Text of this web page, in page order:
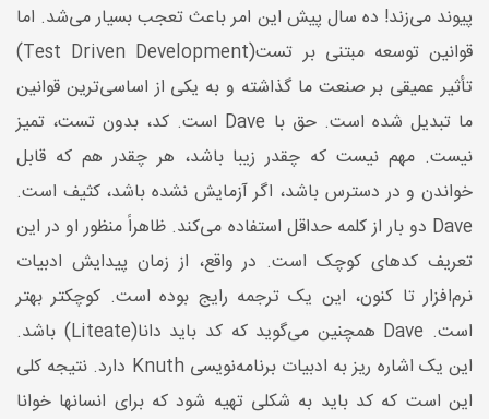
پیوند می‌زند! ده سال پیش این امر باعث تعجب بسیار می‌شد. اما
قوانین توسعه مبتنی بر تست(Test Driven Development)
تأثیر عمیقی بر صنعت ما گذاشته و به یکی از اساسی‌ترین قوانین
ما تبدیل شده است. حق با Dave است. کد، بدون تست، تمیز
نیست. مهم نیست که چقدر زیبا باشد، هر چقدر هم که قابل
خواندن و در دسترس باشد، اگر آزمایش نشده باشد، کثیف است.
Dave دو بار از کلمه حداقل استفاده می‌کند. ظاهراً منظور او در این
تعریف کدهای کوچک است. در واقع، از زمان پیدایش ادبیات
نرم‌افزار تا کنون، این یک ترجمه رایج بوده است. کوچکتر بهتر
است. Dave همچنین می‌گوید که کد باید دانا(Liteate) باشد.
این یک اشاره ریز به ادبیات برنامه‌نویسی Knuth دارد. نتیجه کلی
این است که کد باید به شکلی تهیه شود که برای انسانها خوانا